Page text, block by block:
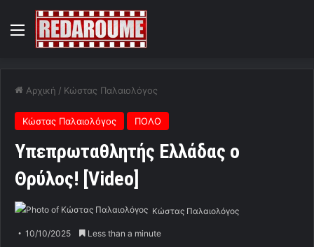
Menu
Αρχική / Κώστας Παλαιολόγος
Κώστας Παλαιολόγος ΠΟΛΟ
Υπεπρωταθλητής Ελλάδας ο
Θρύλος! [Video]
Κώστας Παλαιολόγος
10/10/2025 Less than a minute